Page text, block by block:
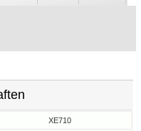
XE710